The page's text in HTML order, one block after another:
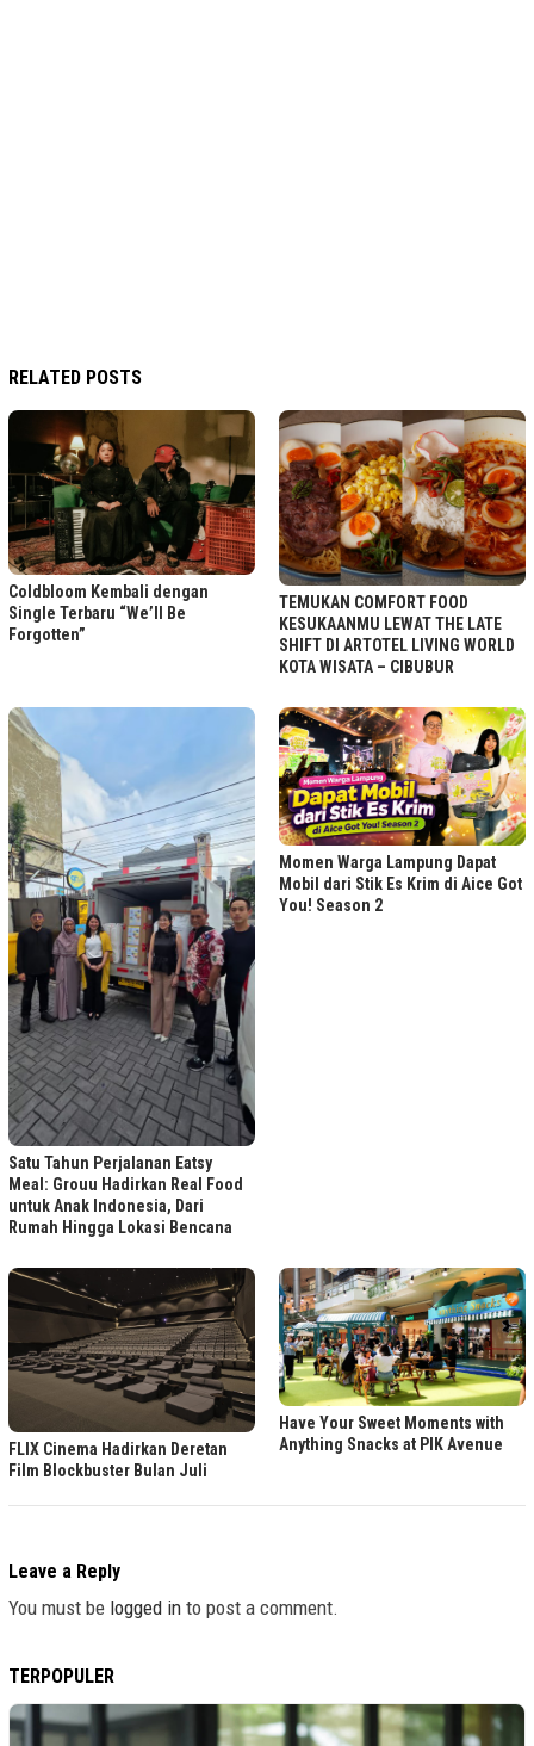
RELATED POSTS
Coldbloom Kembali dengan
Single Terbaru “We’ll Be
Forgotten”
TEMUKAN COMFORT FOOD
KESUKAANMU LEWAT THE LATE
SHIFT DI ARTOTEL LIVING WORLD
KOTA WISATA – CIBUBUR
Satu Tahun Perjalanan Eatsy
Meal: Grouu Hadirkan Real Food
untuk Anak Indonesia, Dari
Rumah Hingga Lokasi Bencana
Momen Warga Lampung Dapat
Mobil dari Stik Es Krim di Aice Got
You! Season 2
FLIX Cinema Hadirkan Deretan
Film Blockbuster Bulan Juli
Have Your Sweet Moments with
Anything Snacks at PIK Avenue
Leave a Reply
You must be logged in to post a comment.
TERPOPULER